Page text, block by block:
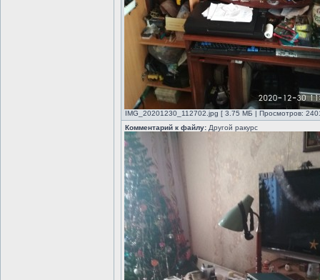
IMG_20201230_112702.jpg [ 3.75 МБ | Просмотров:
Комментарий к файлу: Другой ракурс